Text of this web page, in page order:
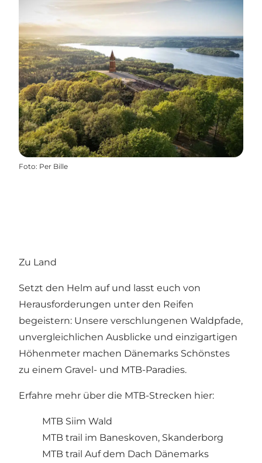
Foto: Per Bille
Zu Land
Setzt den Helm auf und lasst euch von
Herausforderungen unter den Reifen
begeistern: Unsere verschlungenen Waldpfade,
unvergleichlichen Ausblicke und einzigartigen
Höhenmeter machen Dänemarks Schönstes
zu einem Gravel- und MTB-Paradies.
Erfahre mehr über die MTB-Strecken hier:
MTB Siim Wald
MTB trail im Baneskoven, Skanderborg
MTB trail Auf dem Dach Dänemarks